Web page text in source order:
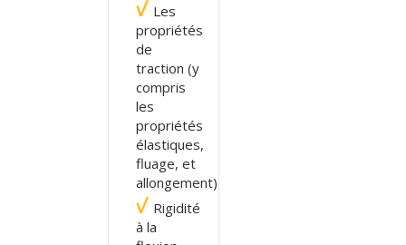
Les
propriétés
de
traction (y
compris
les
propriétés
élastiques,
fluage, et
allongement)
Rigidité
à la